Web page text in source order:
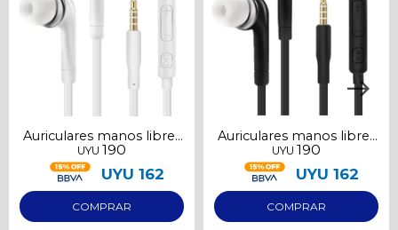
Auriculares manos libres
blancos 3.5mm
UYU 190
UYU 162
Auriculares manos libres
negros 3.5mm
UYU 190
UYU 162